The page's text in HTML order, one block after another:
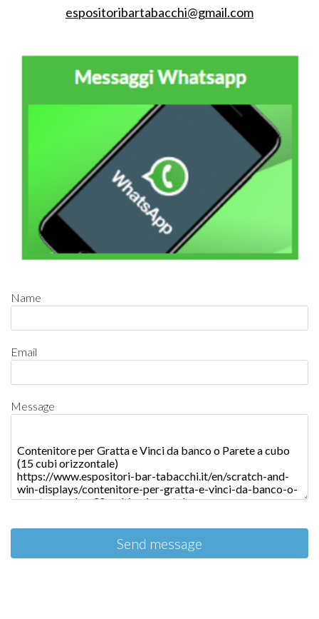
espositoribartabacchi@gmail.com
Name
Email
Message
Send message